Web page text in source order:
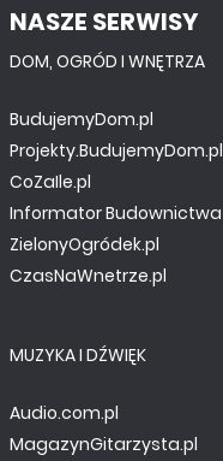
NASZE SERWISY
DOM, OGRÓD I WNĘTRZA
BudujemyDom.pl
Projekty.BudujemyDom.pl
CoZaIle.pl
Informator Budownictwa
ZielonyOgródek.pl
CzasNaWnetrze.pl
MUZYKA I DŹWIĘK
Audio.com.pl
MagazynGitarzysta.pl